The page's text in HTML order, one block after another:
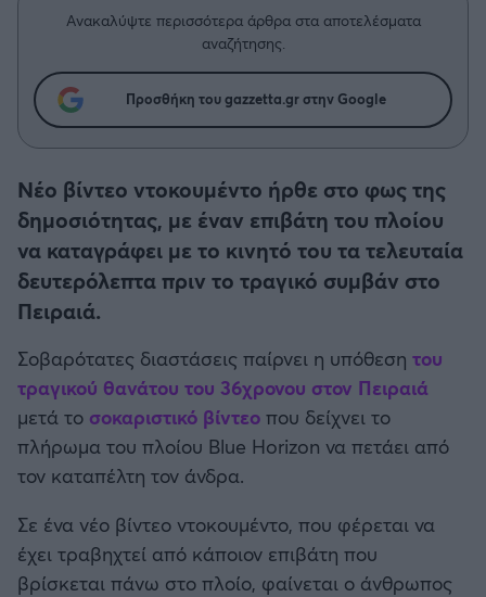
Άρης
Λεβαδειακός
ΟΦΗ
Βόλος
Ατρόμητος Αθηνών
Κηφισιά
Αστέρας Τρίπολης
Παναιτωλικός
Ηρακλής
Συνεντεύξεις
Μια Ιστορία από την Πόλη
Ανακαλύψτε περισσότερα άρθρα στα αποτελέσματα
αναζήτησης.
Προσθήκη του gazzetta.gr στην Google
Νέο βίντεο ντοκουμέντο ήρθε στο φως της
δημοσιότητας, με έναν επιβάτη του πλοίου
να καταγράφει με το κινητό του τα τελευταία
δευτερόλεπτα πριν το τραγικό συμβάν στο
Πειραιά.
Σοβαρότατες διαστάσεις παίρνει η υπόθεση του
τραγικού θανάτου του 36χρονου στον Πειραιά
μετά το σοκαριστικό βίντεο που δείχνει το
πλήρωμα του πλοίου Blue Horizon να πετάει από
τον καταπέλτη τον άνδρα.
Σε ένα νέο βίντεο ντοκουμέντο, που φέρεται να
έχει τραβηχτεί από κάποιον επιβάτη που
βρίσκεται πάνω στο πλοίο, φαίνεται ο άνθρωπος